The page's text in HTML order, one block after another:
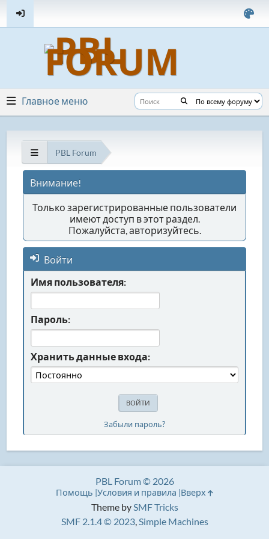
Главное меню
PBL Forum
Внимание!
Только зарегистрированные пользователи
имеют доступ в этот раздел.
Пожалуйста, авторизуйтесь.
Войти
Имя пользователя:
Пароль:
Хранить данные входа:
Забыли пароль?
Theme bySMF Tricks
SMF 2.1.4 © 2023,Simple Machines
PBL Forum © 2026
Помощь Условия и правила Вверх